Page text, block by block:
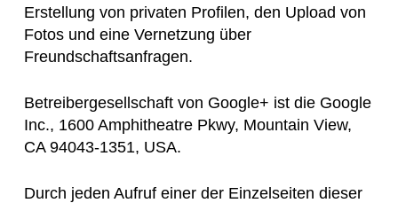
Erstellung von privaten Profilen, den Upload von
Fotos und eine Vernetzung über
Freundschaftsanfragen.
Betreibergesellschaft von Google+ ist die Google
Inc., 1600 Amphitheatre Pkwy, Mountain View,
CA 94043-1351, USA.
Durch jeden Aufruf einer der Einzelseiten dieser